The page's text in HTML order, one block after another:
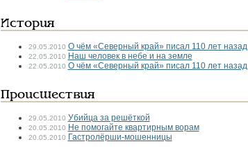
История
29.05.2010 О чём «Северный край» писал 110 лет назад
22.05.2010 Наш человек в небе и на земле
22.05.2010 О чём «Северный край» писал 110 лет назад
Происшествия
29.05.2010 Убийца за решёткой
20.05.2010 Не помогайте квартирным ворам
20.05.2010 Гастролёрши-мошенницы